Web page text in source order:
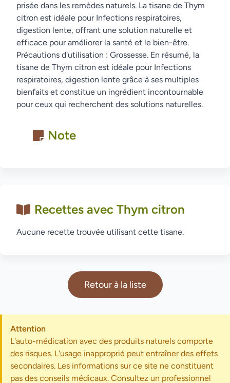
prisée dans les remèdes naturels. La tisane de Thym
citron est idéale pour Infections respiratoires,
digestion lente, offrant une solution naturelle et
efficace pour améliorer la santé et le bien-être.
Précautions d'utilisation : Grossesse. En résumé, la
tisane de Thym citron est idéale pour Infections
respiratoires, digestion lente grâce à ses multiples
bienfaits et constitue un ingrédient incontournable
pour ceux qui recherchent des solutions naturelles.
Note
Recettes avec Thym citron
Aucune recette trouvée utilisant cette tisane.
Retour à la liste
Attention
L'auto-médication avec des produits naturels comporte
des risques. L'usage inapproprié peut entraîner des effets
secondaires. Les informations sur ce site ne constituent
pas des conseils médicaux. Consultez un professionnel